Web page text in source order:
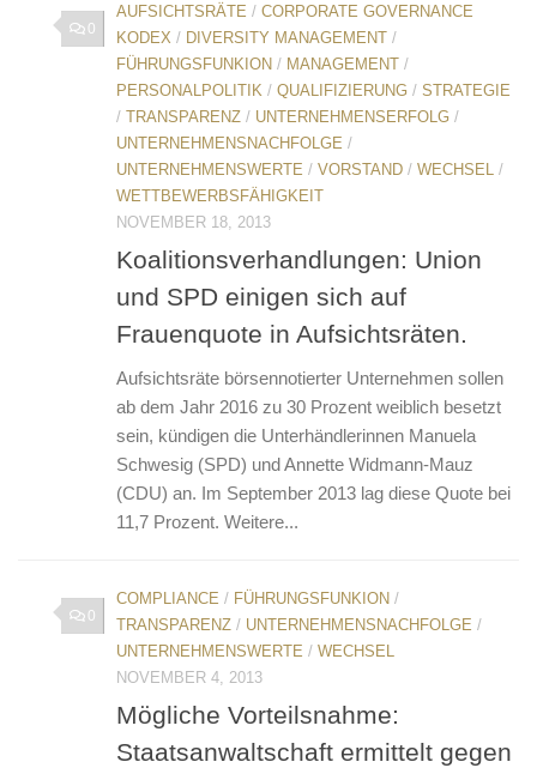
0
AUFSICHTSRÄTE / CORPORATE GOVERNANCE
KODEX / DIVERSITY MANAGEMENT /
FÜHRUNGSFUNKION / MANAGEMENT /
PERSONALPOLITIK / QUALIFIZIERUNG / STRATEGIE
/ TRANSPARENZ / UNTERNEHMENSERFOLG /
UNTERNEHMENSNACHFOLGE /
UNTERNEHMENSWERTE / VORSTAND / WECHSEL /
WETTBEWERBSFÄHIGKEIT
NOVEMBER 18, 2013
Koalitionsverhandlungen: Union
und SPD einigen sich auf
Frauenquote in Aufsichtsräten.
Aufsichtsräte börsennotierter Unternehmen sollen
ab dem Jahr 2016 zu 30 Prozent weiblich besetzt
sein, kündigen die Unterhändlerinnen Manuela
Schwesig (SPD) und Annette Widmann-Mauz
(CDU) an. Im September 2013 lag diese Quote bei
11,7 Prozent. Weitere...
0
COMPLIANCE / FÜHRUNGSFUNKION /
TRANSPARENZ / UNTERNEHMENSNACHFOLGE /
UNTERNEHMENSWERTE / WECHSEL
NOVEMBER 4, 2013
Mögliche Vorteilsnahme:
Staatsanwaltschaft ermittelt gegen